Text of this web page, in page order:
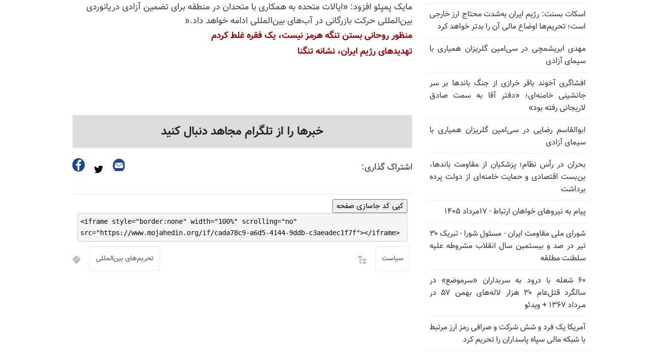
مایک پمپئو افزود: «ایالات متحده به همکاری با متحدان در منطقه برای تضمین آزادی دریانوردی
بین‌المللی حرکت بازرگانی در آب‌های بین‌المللی ادامه خواهد داد».
منظورروحانیبستنتنگههرمزنیست، یکفقرهغلطکردم
تهدیدهایرژیمایران، نشانهتنگنا
خبرها را از تلگرام مجاهد دنبال کنید
اشتراک گذاری:
کپی کد جاسازی صفحه
<iframe style="border:none" width="100%" scrolling="no"
src="https://www.mojahedin.org/if/cada78c9-a6d5-4144-9ddb-c3aeadec1f7f"></iframe>
تحریم‌های بین‌المللی سیاست
اسکات بسنت: رژیم ایران به‌شدت محتاج ارز خارجی
است؛ تحریم‌ها اوضاع مالی آن را بدتر خواهد کرد
مهدی ابریشمچی در سی‌امین گلریزان همیاری با
سیمای آزادی
افشاگری آخوند باقر خرازی از جنگ باندها بر سر
جانشینی خامنه‌ای؛ «دفتر آقا به سمت صادق
لاریجانی رفته بود»
ابوالقاسم رضایی در سی‌امین گلریزان همیاری با
سیمای آزادی
بحران در رأس نظام؛ پزشکیان از مقاومت باندها،
بن‌بست اقتصادی و حمایت خامنه‌ای از دولت پرده
برداشت
پیام به نیروهای خواهان ارتباط - ۱۷مرداد ۱۴۰۵
شورای ملی مقاومت ایران - مسئول شورا - تبریک ۳۰
تیر در صد و بیستمین سال انقلاب مشروطه علیه
سلطنت مطلقه
۶۰ شعله با درود به سربداران «سرموضع» در
سالگرد قتل‌عام ۳۰ هزار لاله‌های بهمن ۵۷ در
مـرداد ۱۳۶۷ + ویدئو
آمریکا یک فرد و شش شرکت و صرافی رمز ارز مرتبط
با شبکه مالی سپاه پاسداران را تحریم کرد